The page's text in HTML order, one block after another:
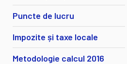
Puncte de lucru
Impozite și taxe locale
Metodologie calcul 2016